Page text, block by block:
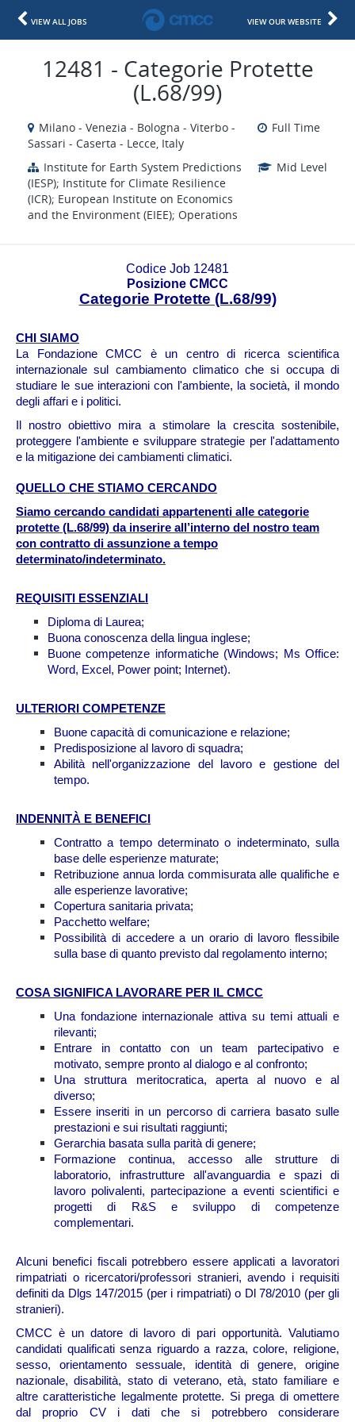
VIEW ALL JOBS VIEW OUR WEBSITE
12481 - Categorie Protette
(L.68/99)
Milano - Venezia - Bologna - Viterbo -
Sassari - Caserta - Lecce, Italy
Full Time
Institute for Earth System Predictions
(IESP); Institute for Climate Resilience
(ICR); European Institute on Economics
and the Environment (EIEE); Operations
Mid Level
Codice Job 12481
Posizione CMCC
Categorie Protette (L.68/99)
CHI SIAMO
La Fondazione CMCC è un centro di ricerca scientifica
internazionale sul cambiamento climatico che si occupa di
studiare le sue interazioni con l'ambiente, la società, il mondo
degli affari e i politici.
Il nostro obiettivo mira a stimolare la crescita sostenibile,
proteggere l'ambiente e sviluppare strategie per l'adattamento
e la mitigazione dei cambiamenti climatici.
QUELLO CHE STIAMO CERCANDO
Siamo cercando candidati appartenenti alle categorie
protette (L.68/99) da inserire all’interno del nostro team
con contratto di assunzione a tempo
determinato/indeterminato.
REQUISITI ESSENZIALI
Diploma di Laurea;
Buona conoscenza della lingua inglese;
Buone competenze informatiche (Windows; Ms Office:
Word, Excel, Power point; Internet).
ULTERIORI COMPETENZE
Buone capacità di comunicazione e relazione;
Predisposizione al lavoro di squadra;
Abilità nell'organizzazione del lavoro e gestione del
tempo.
INDENNITÀ E BENEFICI
Contratto a tempo determinato o indeterminato, sulla
base delle esperienze maturate;
Retribuzione annua lorda commisurata alle qualifiche e
alle esperienze lavorative;
Copertura sanitaria privata;
Pacchetto welfare;
Possibilità di accedere a un orario di lavoro flessibile
sulla base di quanto previsto dal regolamento interno;
COSA SIGNIFICA LAVORARE PER IL CMCC
Una fondazione internazionale attiva su temi attuali e
rilevanti;
Entrare in contatto con un team partecipativo e
motivato, sempre pronto al dialogo e al confronto;
Una struttura meritocratica, aperta al nuovo e al
diverso;
Essere inseriti in un percorso di carriera basato sulle
prestazioni e sui risultati raggiunti;
Gerarchia basata sulla parità di genere;
Formazione continua, accesso alle strutture di
laboratorio, infrastrutture all'avanguardia e spazi di
lavoro polivalenti, partecipazione a eventi scientifici e
progetti di R&S e sviluppo di competenze
complementari.
Alcuni benefici fiscali potrebbero essere applicati a lavoratori
rimpatriati o ricercatori/professori stranieri, avendo i requisiti
definiti da Dlgs 147/2015 (per i rimpatriati) o Dl 78/2010 (per gli
stranieri).
CMCC è un datore di lavoro di pari opportunità. Valutiamo
candidati qualificati senza riguardo a razza, colore, religione,
sesso, orientamento sessuale, identità di genere, origine
nazionale, disabilità, stato di veterano, età, stato familiare e
altre caratteristiche legalmente protette. Si prega di omettere
dal proprio CV i dati che si potrebbero considerare